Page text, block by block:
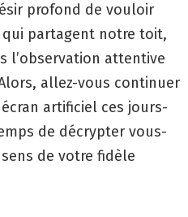
profond de vouloir
partagent notre toit,
l’observation attentive
allez-vous continuer
artificiel ces jours-
de décrypter vous-
de votre fidèle